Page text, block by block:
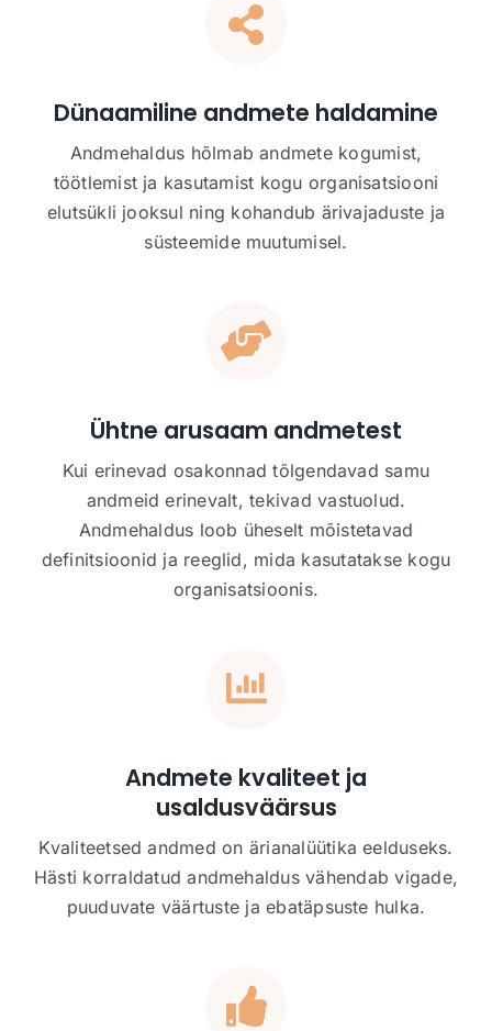
Dünaamiline andmete haldamine
Andmehaldus hõlmab andmete kogumist,
töötlemist ja kasutamist kogu organisatsiooni
elutsükli jooksul ning kohandub ärivajaduste ja
süsteemide muutumisel.
Ühtne arusaam andmetest
Kui erinevad osakonnad tõlgendavad samu
andmeid erinevalt, tekivad vastuolud.
Andmehaldus loob üheselt mõistetavad
definitsioonid ja reeglid, mida kasutatakse kogu
organisatsioonis.
Andmete kvaliteet ja
usaldusväärsus
Kvaliteetsed andmed on ärianalüütika eelduseks.
Hästi korraldatud andmehaldus vähendab vigade,
puuduvate väärtuste ja ebatäpsuste hulka.